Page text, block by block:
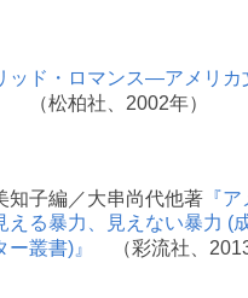
ッド・ロマンス―アメリカ
（松柏社、2002年）
知子編／大串尚代他著 『
る暴力、見えない暴力 (
叢書)』
（彩流社、